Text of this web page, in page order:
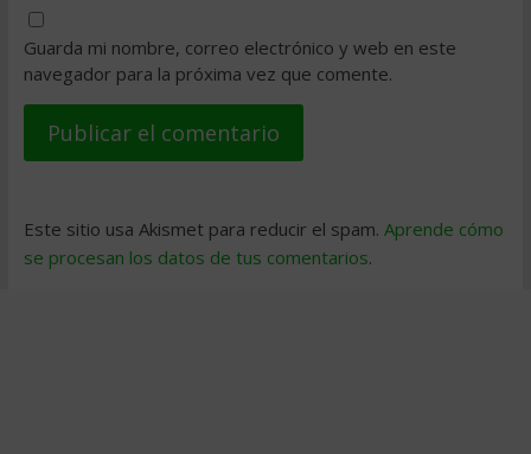
Guarda mi nombre, correo electrónico y web en este
navegador para la próxima vez que comente.
Este sitio usa Akismet para reducir el spam. Aprende cómo
se procesan los datos de tus comentarios.